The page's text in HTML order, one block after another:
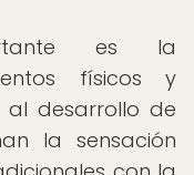
es la
físicos y
al desarrollo de
la sensación